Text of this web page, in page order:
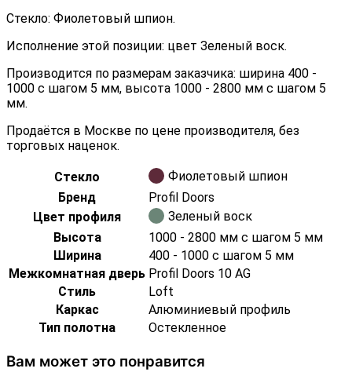
Стекло: Фиолетовый шпион.
Исполнение этой позиции: цвет Зеленый воск.
Производится по размерам заказчика: ширина 400 -
1000 с шагом 5 мм, высота 1000 - 2800 мм с шагом 5
мм.
Продаётся в Москве по цене производителя, без
торговых наценок.
Стекло
Фиолетовый шпион
Бренд
Profil Doors
Цвет профиля
Зеленый воск
Высота
1000 - 2800 мм с шагом 5 мм
Ширина
400 - 1000 с шагом 5 мм
Межкомнатная дверь Profil Doors 10 AG
Стиль
Loft
Каркас
Алюминиевый профиль
Тип полотна
Остекленное
Вам может это понравится